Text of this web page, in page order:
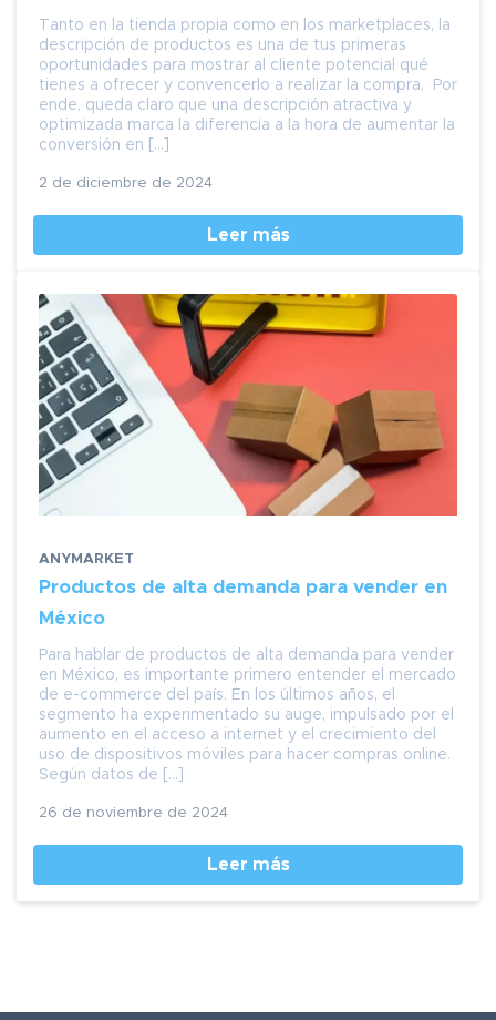
Tanto en la tienda propia como en los marketplaces, la
descripción de productos es una de tus primeras
oportunidades para mostrar al cliente potencial qué
tienes a ofrecer y convencerlo a realizar la compra. Por
ende, queda claro que una descripción atractiva y
optimizada marca la diferencia a la hora de aumentar la
conversión en […]
2 de diciembre de 2024
Leer más
ANYMARKET
Productos de alta demanda para vender en
México
Para hablar de productos de alta demanda para vender
en México, es importante primero entender el mercado
de e-commerce del país. En los últimos años, el
segmento ha experimentado su auge, impulsado por el
aumento en el acceso a internet y el crecimiento del
uso de dispositivos móviles para hacer compras online.
Según datos de […]
26 de noviembre de 2024
Leer más